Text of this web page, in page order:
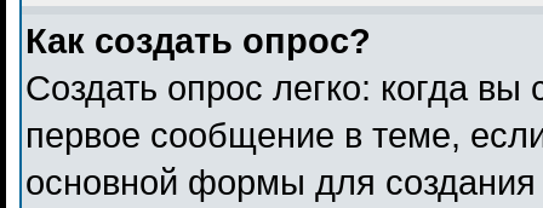
Как создать опрос?
Создать опрос легко: когда вы
первое сообщение в теме,
основной формы для